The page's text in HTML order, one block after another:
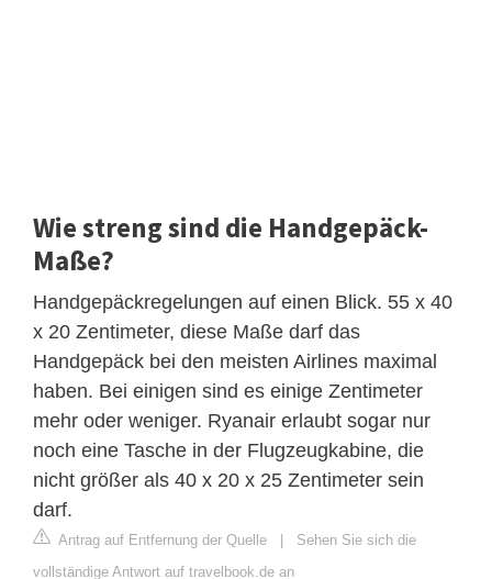
Wie streng sind die Handgepäck-
Maße?
Handgepäckregelungen auf einen Blick. 55 x 40
x 20 Zentimeter, diese Maße darf das
Handgepäck bei den meisten Airlines maximal
haben. Bei einigen sind es einige Zentimeter
mehr oder weniger. Ryanair erlaubt sogar nur
noch eine Tasche in der Flugzeugkabine, die
nicht größer als 40 x 20 x 25 Zentimeter sein
darf.
Antrag auf Entfernung der Quelle
Sehen Sie sich die
vollständige Antwort auf travelbook.de an